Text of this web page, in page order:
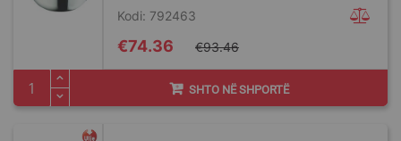
Kodi: 792463
Special
Price
€74.36 €93.46
SHTO NË SHPORTË